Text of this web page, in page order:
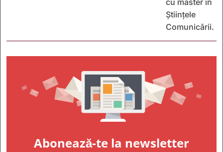
cu master în
Științele
Comunicării.
Abonează-te la newsletter